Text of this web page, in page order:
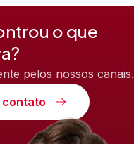
o que
pelos nossos canais.
contato